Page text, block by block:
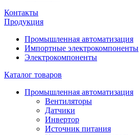
Контакты
Продукция
Промышленная автоматизация
Импортные электрокомпоненты
Электрокомпоненты
Каталог товаров
Промышленная автоматизация
Вентиляторы
Датчики
Инвертор
Источник питания